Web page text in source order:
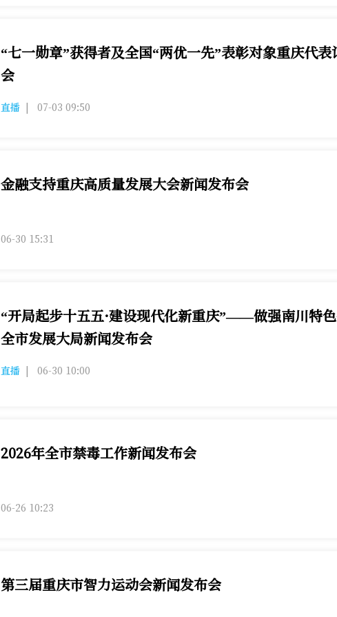
“七一勋章”获得者及全国“两优一先”表彰对象重庆代表
会
“七一勋章”获得者及全国“两优一先”表彰对象重庆代表记者见面会7
直播 | 07-03 09:50
金融支持重庆高质量发展大会新闻发布会
金融支持重庆高质量发展大会新闻发布会6月30日举行，第1眼TV-华
06-30 15:31
“开局起步十五五·建设现代化新重庆”——做强南川特
全市发展大局新闻发布会
邀请南川区负责同志介绍“十五五”期间，南川做强本地特色优势，
直播 | 06-30 10:00
2026年全市禁毒工作新闻发布会
2026年全市禁毒工作新闻发布会6月26日举行。第1眼TV-华龙网进
06-26 10:23
第三届重庆市智力运动会新闻发布会